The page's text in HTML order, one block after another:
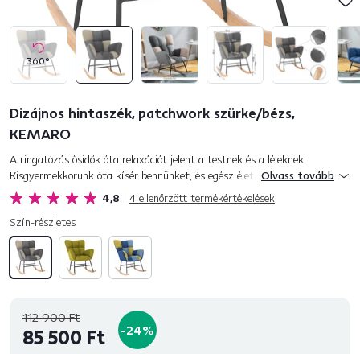
360°
Dizájnos hintaszék, patchwork szürke/bézs,
KEMARO
4,8 4 ellenőrzött termékértékelések
A ringatózás ősidők óta relaxációt jelent a testnek és a léleknek.
Kisgyermekkorunk óta kísér bennünket, és egész életen át folytatódik
egészen a jól megérdemelt öregkorig. Szeret hintázni? N...
Olvass tovább
Szín-részletes
112 900 Ft
85 500 Ft -24%